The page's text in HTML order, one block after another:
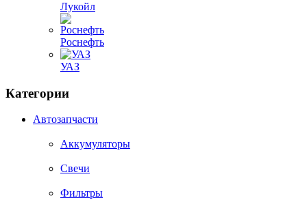
Лукойл
Роснефть
УАЗ
Категории
Автозапчасти
Аккумуляторы
Свечи
Фильтры